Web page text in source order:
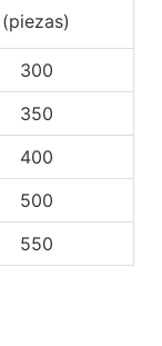
(piezas)
300
350
400
500
550